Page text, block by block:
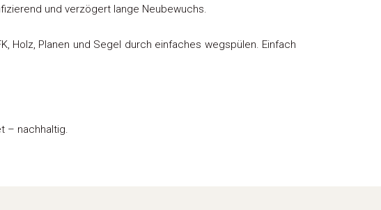
und verzögert lange Neubewuchs.
Holz, Planen und Segel durch einfaches wegspülen. Einfach
– nachhaltig.